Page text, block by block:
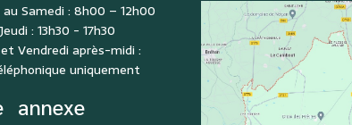
Samedi : 8h00 – 12h00
: 13h30 - 17h30
Vendredi après-midi :
uniquement
annexe